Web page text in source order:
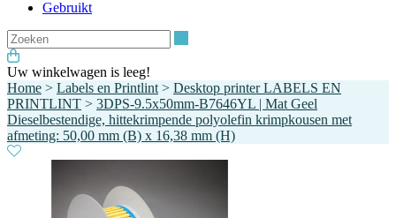
Gebruikt
Uw winkelwagen is leeg!
Home > Labels en Printlint > Desktop printer LABELS EN
PRINTLINT > 3DPS-9.5x50mm-B7646YL | Mat Geel
Dieselbestendige, hittekrimpende polyolefin krimpkousen met
afmeting: 50,00 mm (B) x 16,38 mm (H)